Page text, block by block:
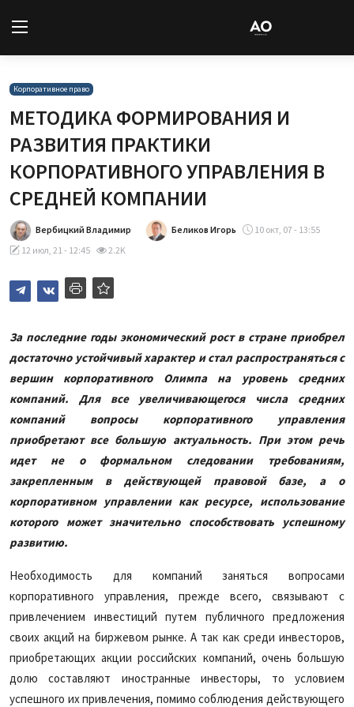
Вход
Новости
Статьи
Авторы
Архив
База знаний
Корпоративное право
МЕТОДИКА ФОРМИРОВАНИЯ И
РАЗВИТИЯ ПРАКТИКИ
КОРПОРАТИВНОГО УПРАВЛЕНИЯ В
СРЕДНЕЙ КОМПАНИИ
Вербицкий Владимир Беликов Игорь
10 окт, 07 - 13:55
12 июл, 21 - 12:45
2.2K
За последние годы экономический рост в стране приобрел
достаточно устойчивый характер и стал распространяться с
вершин корпоративного Олимпа на уровень средних
компаний. Для все увеличивающегося числа средних
компаний вопросы корпоративного управления
приобретают все большую актуальность. При этом речь
идет не о формальном следовании требованиям,
закрепленным в действующей правовой базе, а о
корпоративном управлении как ресурсе, использование
которого может значительно способствовать успешному
развитию.
Необходимость для компаний заняться вопросами
корпоративного управления, прежде всего, связывают с
привлечением инвестиций путем публичного предложения
своих акций на биржевом рынке. А так как среди инвесторов,
приобретающих акции российских компаний, очень большую
долю составляют иностранные инвесторы, то условием
успешного их привлечения, помимо соблюдения действующего